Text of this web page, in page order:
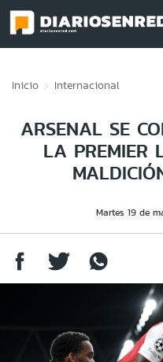
Inicio Internacional
ARSENAL SE
LA PREMIER
Martes 19 de